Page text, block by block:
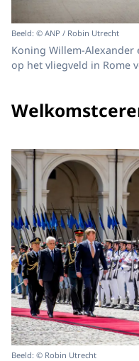
Beeld: © ANP / Robin Utrecht
Koning Willem-
op het vliegveld in Rome
Beeld: © Robin Utrecht